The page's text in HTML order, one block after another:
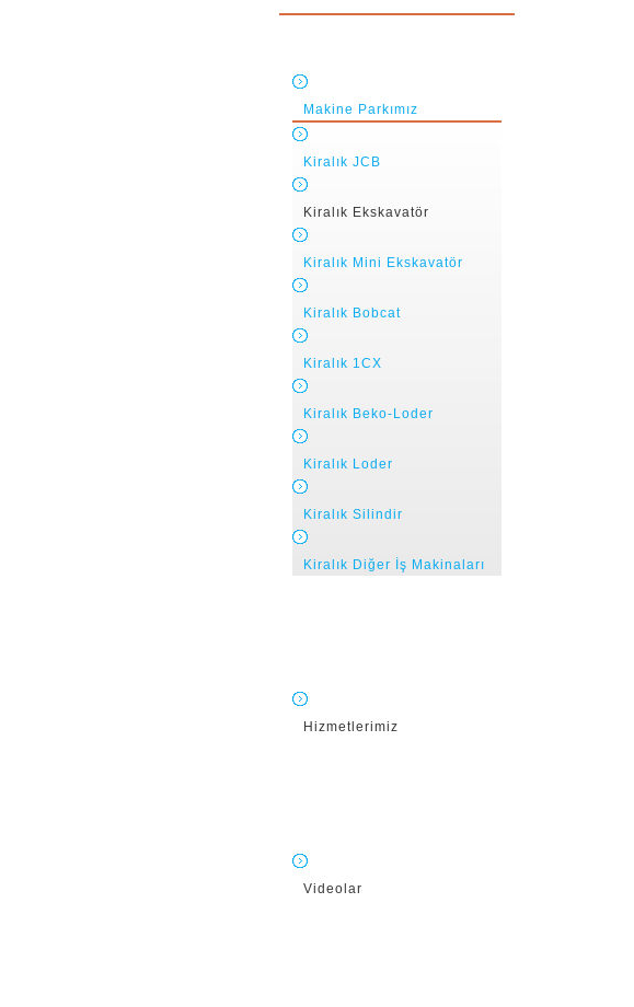
Makine Parkımız
Kiralık JCB
Kiralık Ekskavatör
Kiralık Mini Ekskavatör
Kiralık Bobcat
Kiralık 1CX
Kiralık Beko-Loder
Kiralık Loder
Kiralık Silindir
Kiralık Diğer İş Makinaları
Hizmetlerimiz
Videolar